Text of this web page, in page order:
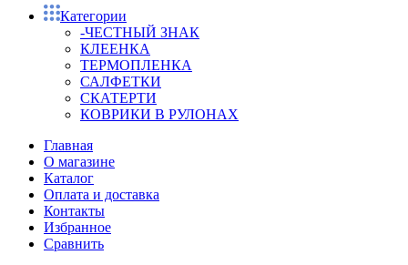
Категории
-ЧЕСТНЫЙ ЗНАК
КЛЕЕНКА
ТЕРМОПЛЕНКА
САЛФЕТКИ
СКАТЕРТИ
КОВРИКИ В РУЛОНАХ
Главная
О магазине
Каталог
Оплата и доставка
Контакты
Избранное
Сравнить